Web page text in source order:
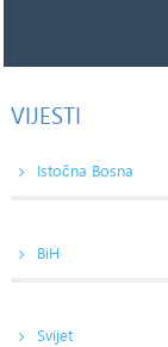
VIJESTI
Istočna Bosna
BiH
Svijet